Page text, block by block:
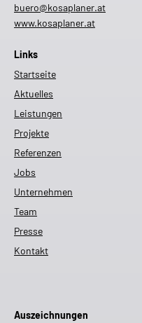
buero@kosaplaner.at
www.kosaplaner.at
Links
Startseite
Aktuelles
Leistungen
Projekte
Referenzen
Jobs
Unternehmen
Team
Presse
Kontakt
Auszeichnungen